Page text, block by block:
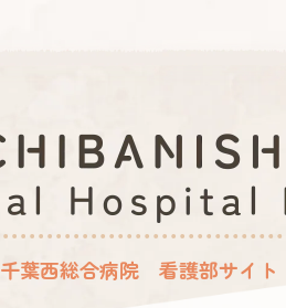
千葉西総合病院 看護部サイト